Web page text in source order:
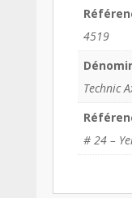
4519
Technic
# 24 –